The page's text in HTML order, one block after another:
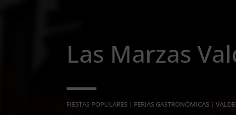
Las Marzas
FIESTAS POPULARES | FERIAS GASTRONÓMICAS |